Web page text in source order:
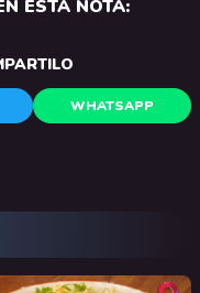
ESTA NOTA:
WHATSAPP